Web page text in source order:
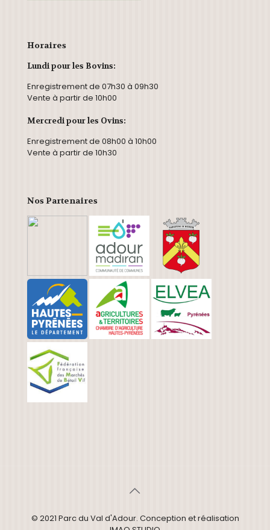
Horaires
Lundi pour les Bovins:
Enregistrement de 07h30 à 09h30
Vente à partir de 10h00
Mercredi pour les Ovins:
Enregistrement de 08h00 à 10h00
Vente à partir de 10h30
Nos Partenaires
© 2021 Parc du Val d'Adour. Conception et réalisation